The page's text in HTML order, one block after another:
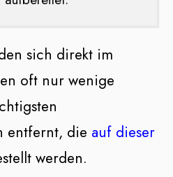
sich direkt im
oft nur wenige
entfernt, die auf dieser
werden.